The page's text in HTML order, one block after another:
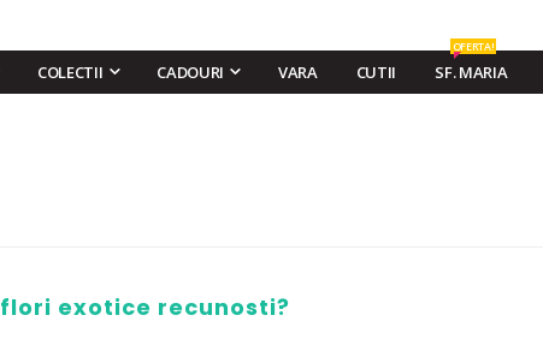
COLECTII CADOURI VARA CUTII SF. MARIA
OFERTA!
exotice recunosti?